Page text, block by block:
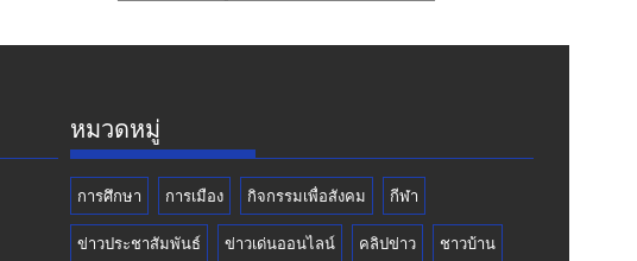
หมวดหมู่
การศึกษา การเมือง กิจกรรมเพื่อสังคม กีฬา
ข่าวประชาสัมพันธ์ ข่าวเด่นออนไลน์ คลิปข่าว ชาวบ้าน